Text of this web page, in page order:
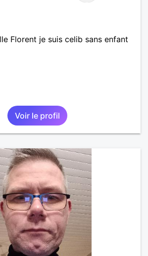
Florent je suis celib sans enfant
Voir le profil